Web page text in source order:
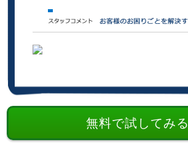
無料で試してみる